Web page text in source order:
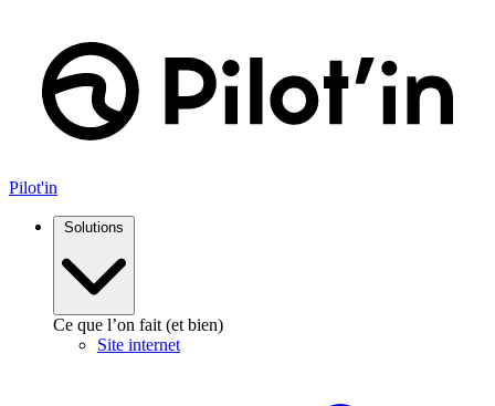
contenu
Pilot'in
Solutions
Ce que l’on fait (et bien)
Site internet